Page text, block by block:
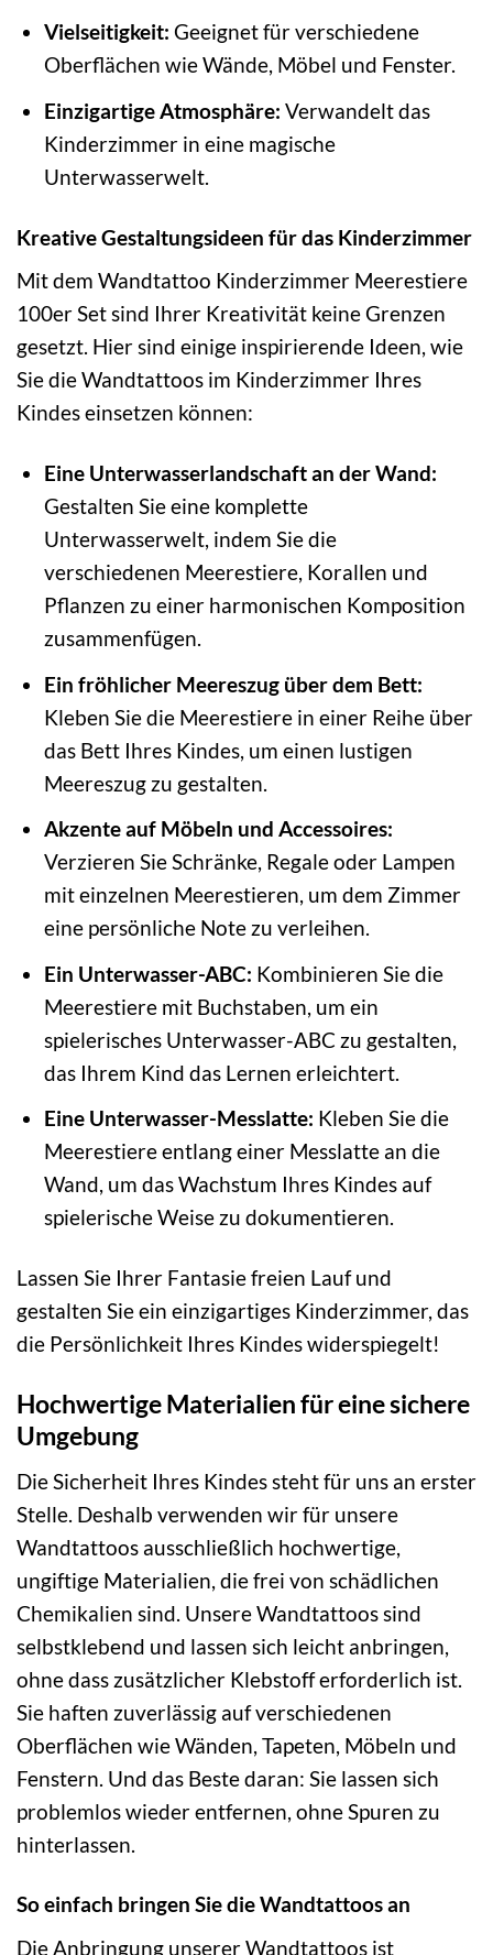
Vielseitigkeit: Geeignet für verschiedene
Oberflächen wie Wände, Möbel und Fenster.
Einzigartige Atmosphäre: Verwandelt das
Kinderzimmer in eine magische
Unterwasserwelt.
Kreative Gestaltungsideen für das Kinderzimmer
Mit dem Wandtattoo Kinderzimmer Meerestiere
100er Set sind Ihrer Kreativität keine Grenzen
gesetzt. Hier sind einige inspirierende Ideen, wie
Sie die Wandtattoos im Kinderzimmer Ihres
Kindes einsetzen können:
Eine Unterwasserlandschaft an der Wand:
Gestalten Sie eine komplette
Unterwasserwelt, indem Sie die
verschiedenen Meerestiere, Korallen und
Pflanzen zu einer harmonischen Komposition
zusammenfügen.
Ein fröhlicher Meereszug über dem Bett:
Kleben Sie die Meerestiere in einer Reihe über
das Bett Ihres Kindes, um einen lustigen
Meereszug zu gestalten.
Akzente auf Möbeln und Accessoires:
Verzieren Sie Schränke, Regale oder Lampen
mit einzelnen Meerestieren, um dem Zimmer
eine persönliche Note zu verleihen.
Ein Unterwasser-ABC: Kombinieren Sie die
Meerestiere mit Buchstaben, um ein
spielerisches Unterwasser-ABC zu gestalten,
das Ihrem Kind das Lernen erleichtert.
Eine Unterwasser-Messlatte: Kleben Sie die
Meerestiere entlang einer Messlatte an die
Wand, um das Wachstum Ihres Kindes auf
spielerische Weise zu dokumentieren.
Lassen Sie Ihrer Fantasie freien Lauf und
gestalten Sie ein einzigartiges Kinderzimmer, das
die Persönlichkeit Ihres Kindes widerspiegelt!
Hochwertige Materialien für eine sichere
Umgebung
Die Sicherheit Ihres Kindes steht für uns an erster
Stelle. Deshalb verwenden wir für unsere
Wandtattoos ausschließlich hochwertige,
ungiftige Materialien, die frei von schädlichen
Chemikalien sind. Unsere Wandtattoos sind
selbstklebend und lassen sich leicht anbringen,
ohne dass zusätzlicher Klebstoff erforderlich ist.
Sie haften zuverlässig auf verschiedenen
Oberflächen wie Wänden, Tapeten, Möbeln und
Fenstern. Und das Beste daran: Sie lassen sich
problemlos wieder entfernen, ohne Spuren zu
hinterlassen.
So einfach bringen Sie die Wandtattoos an
Die Anbringung unserer Wandtattoos ist